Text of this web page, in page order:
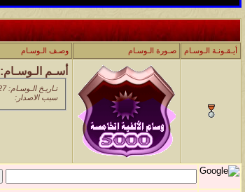
أيـقـونـة الـوسـام صـورة الـوسـام وصـف الـوسـام
أسـم الـوسـام:
تـاريـخ الـوسـام: 27-12-2010 09:28 PM
سبب الاصدار: